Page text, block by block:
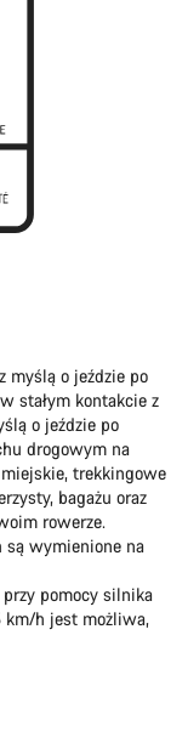
myślą o jeździe po
stałym kontakcie z
o jeździe po
drogowym na
trekkingowe
bagażu oraz
rowerze.
są wymienione na
pomocy silnika
km/h jest możliwa,